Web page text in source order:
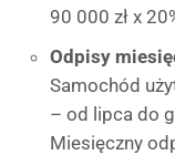
90 000 zł x
Odpisy
Samochód
– od lipca do
Miesięczny